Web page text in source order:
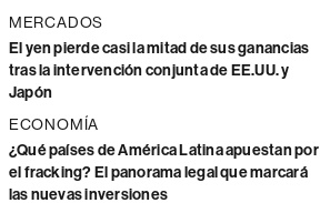
MERCADOS
El yen pierde casi la mitad de sus ganancias
tras la intervención conjunta de EE.UU. y
Japón
ECONOMÍA
¿Qué países de América Latina apuestan por
el fracking? El panorama legal que marcará
las nuevas inversiones